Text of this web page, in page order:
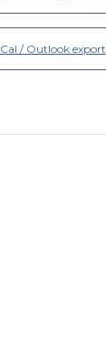
/ Outlook export